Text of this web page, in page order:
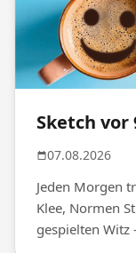
Sketch vor
07.08.2026
Jeden Morgen
Klee, Normen
gespielten Witz